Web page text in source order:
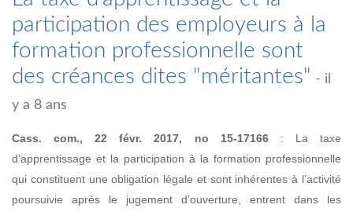
participation des employeurs à la
formation professionnelle sont
des créances dites "méritantes" - il
y a 8 ans
Cass. com., 22 févr. 2017, no 15-17166: La taxe
d’apprentissage et la participation à la formation professionnelle
qui constituent une obligation légale et sont inhérentesà l’activité
poursuivie après le jugement d’ouverture, entrent dans les